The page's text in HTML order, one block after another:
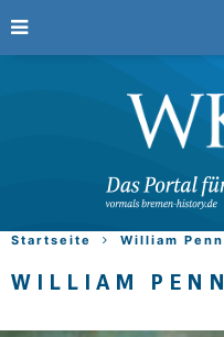
Startseite William Penn
WILLIAM PENN